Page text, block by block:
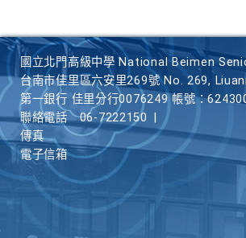
國立北門高級中學 National Beimen
台南市佳里區六安里269號 No. 269,
第一銀行 佳里分行0076249 帳號：
聯絡電話
06-7222150
傳真
電子信箱